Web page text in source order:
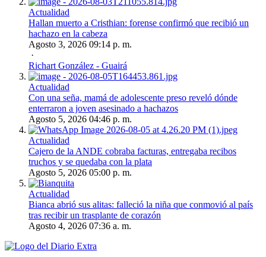
Actualidad
Hallan muerto a Cristhian: forense confirmó que recibió un
hachazo en la cabeza
Agosto 3, 2026 09:14 p. m.
·
Richart González - Guairá
Actualidad
Con una seña, mamá de adolescente preso reveló dónde
enterraron a joven asesinado a hachazos
Agosto 5, 2026 04:46 p. m.
Actualidad
Cajero de la ANDE cobraba facturas, entregaba recibos
truchos y se quedaba con la plata
Agosto 5, 2026 05:00 p. m.
Actualidad
Bianca abrió sus alitas: falleció la niña que conmovió al país
tras recibir un trasplante de corazón
Agosto 4, 2026 07:36 a. m.